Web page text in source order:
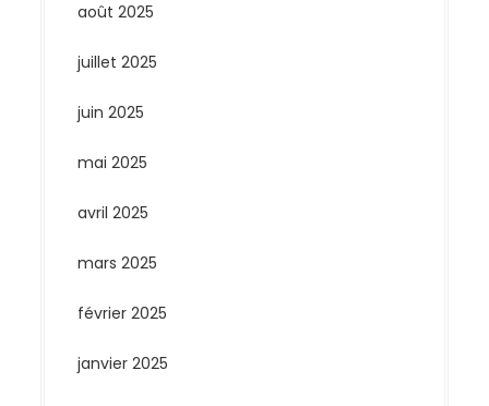
août 2025
juillet 2025
juin 2025
mai 2025
avril 2025
mars 2025
février 2025
janvier 2025